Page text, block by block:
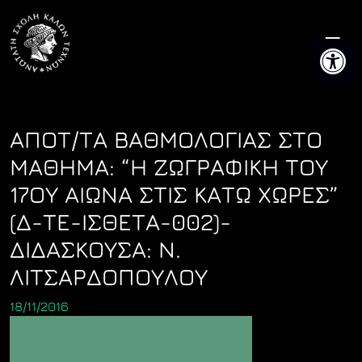
content
ΑΠΟΤ/ΤΑ ΒΑΘΜΟΛΟΓΙΑΣ ΣΤΟ
ΜΑΘΗΜΑ: “Η ΖΩΓΡΑΦΙΚΗ ΤΟΥ
17ΟΥ ΑΙΩΝΑ ΣΤΙΣ ΚΑΤΩ ΧΩΡΕΣ”
(Δ-ΤΕ-ΙΣΘΕΤΑ-002)-
ΔΙΔΑΣΚΟΥΣΑ: Ν.
ΛΙΤΣΑΡΔΟΠΟΥΛΟΥ
18/11/2016